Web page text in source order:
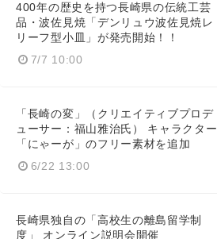
400年の歴史を持つ長崎県の伝統工芸
品・波佐見焼「デンリュウ波佐見焼レ
リーフ型小皿」が発売開始！！
7/7 10:00
「長崎の変」（クリエイティブプロデ
ューサー：福山雅治氏） キャラクター
「にゃーが」のフリー素材を追加
6/22 13:00
長崎県独自の「高校生の離島留学制
度」 オンライン説明会開催